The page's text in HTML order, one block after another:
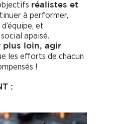
réalistes et
à performer,
et
apaisé.
plus loin, agir
les efforts de chacun
!
: